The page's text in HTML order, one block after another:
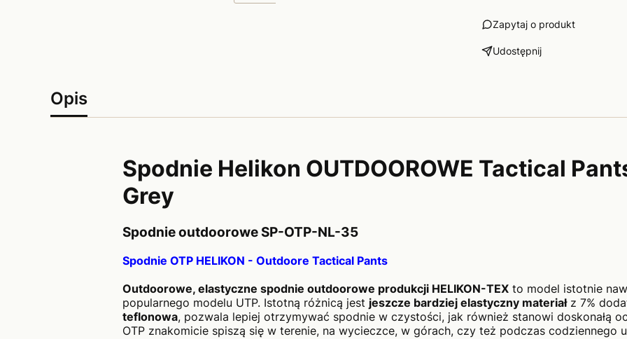
Zapytaj o produkt
Udostępnij
Opis
Spodnie Helikon OUTDOOROWE Tactical
Grey
Spodnie outdoorowe SP-OTP-NL-35
Spodnie OTP HELIKON - Outdoore Tactical Pants
Outdoorowe, elastyczne spodnie outdoorowe produkcji HELIKON-TEXto model istotnie
popularnego modelu UTP. Istotną różnicą jest jeszcze bardziej elastyczny materiałz 7%
teflonowa, pozwala lepiej otrzymywać spodnie w czystości, jak również stanowi doskonałą
OTP znakomicie spiszą się w terenie, na wycieczce, w górach, czy też podczas codziennego